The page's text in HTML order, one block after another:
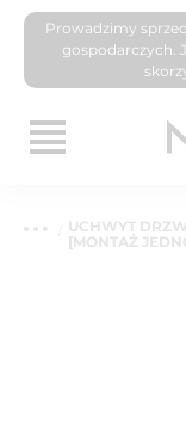
Prowadzimy
gospodarczych.
UCHWYT
[MONTAŻ